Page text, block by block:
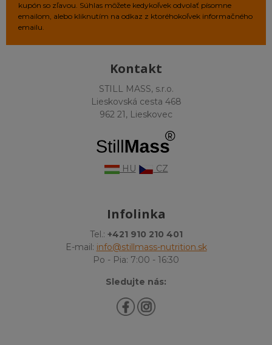
kupón so zľavou. Súhlas môžete kedykoľvek odvolať písomne
emailom, alebo kliknutím na odkaz z ktoréhokoľvek informačného
emailu.
Kontakt
STILL MASS, s.r.o.
Lieskovská cesta 468
962 21, Lieskovec
HU CZ
Infolinka
Tel.: +421 910 210 401
E-mail: info@stillmass-nutrition.sk
Po - Pia: 7:00 - 16:30
Sledujte nás: